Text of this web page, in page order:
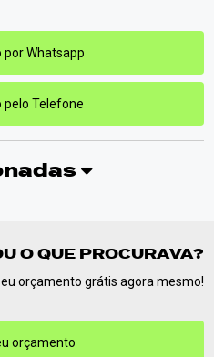
Whatsapp
pelo Telefone
O QUE PROCURAVA?
orçamento grátis agora mesmo!
orçamento